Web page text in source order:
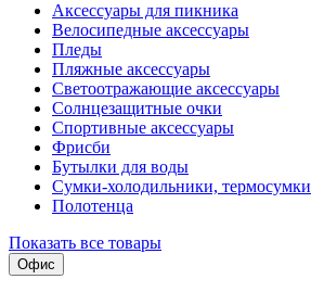
Аксессуары для пикника
Велосипедные аксессуары
Пледы
Пляжные аксессуары
Светоотражающие аксессуары
Солнцезащитные очки
Спортивные аксессуары
Фрисби
Бутылки для воды
Сумки-холодильники, термосумки
Полотенца
Показать все товары
Офис